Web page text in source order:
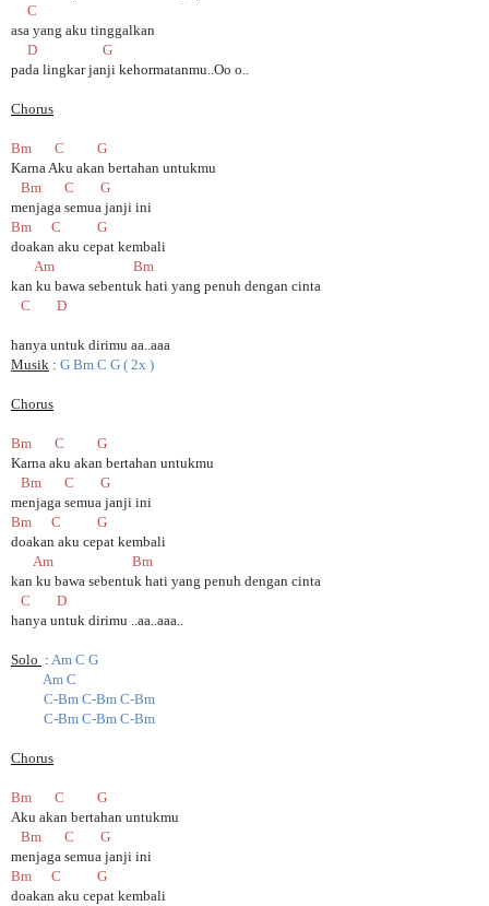
C
asa yang aku tinggalkan
D G
pada lingkar janji kehormatanmu..Oo o..
Chorus
Bm C G
Karna Aku akan bertahan untukmu
Bm C G
menjaga semua janji ini
Bm C G
doakan aku cepat kembali
Am Bm
kan ku bawa sebentuk hati yang penuh dengan cinta
C D
hanya untuk dirimu aa..aaa
Musik : G Bm C G ( 2x )
Chorus
Bm C G
Karna aku akan bertahan untukmu
Bm C G
menjaga semua janji ini
Bm C G
doakan aku cepat kembali
Am Bm
kan ku bawa sebentuk hati yang penuh dengan cinta
C D
hanya untuk dirimu ..aa..aaa..
Solo : Am C G
Am C
C-Bm C-Bm C-Bm
C-Bm C-Bm C-Bm
Chorus
Bm C G
Aku akan bertahan untukmu
Bm C G
menjaga semua janji ini
Bm C G
doakan aku cepat kembali